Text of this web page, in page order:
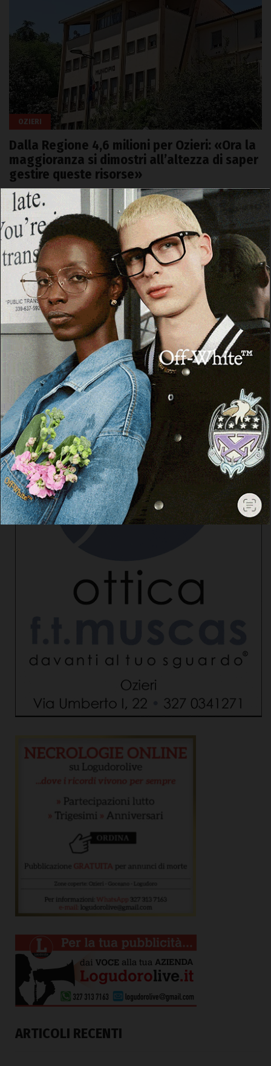
OZIERI
Dalla Regione 4,6 milioni per Ozieri: «Ora la
maggioranza si dimostri all’altezza di saper
gestire queste risorse»
6 Agosto 2026, 19:23
Cerca
Cerca
Facebook
Threads
Instagram
X YouTube
ARTICOLI RECENTI